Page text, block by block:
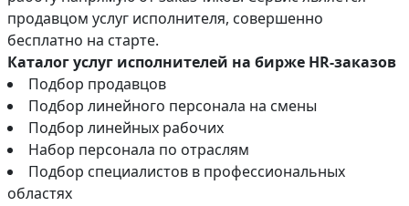
продавцом услуг исполнителя, совершенно
бесплатно на старте.
Каталог услуг исполнителей на бирже HR-заказов
Подбор продавцов
Подбор линейного персонала на смены
Подбор линейных рабочих
Набор персонала по отраслям
Подбор специалистов в профессиональных
областях